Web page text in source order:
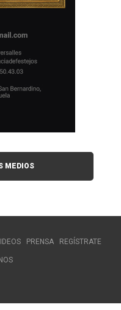
MEDIOS
PRENSA REGÍSTRATE